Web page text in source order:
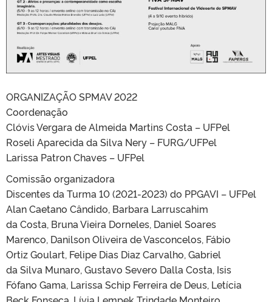
ORGANIZAÇÃO SPMAV 2022
Coordenação
Clóvis Vergara de Almeida Martins Costa – UFPel
Roseli Aparecida da Silva Nery – FURG/UFPel
Larissa Patron Chaves – UFPel
Comissão organizadora
Discentes da Turma 10 (2021-2023) do PPGAVI – UFPel
Alan Caetano Cândido, Barbara Larruscahim
da Costa, Bruna Vieira Dorneles, Daniel Soares
Marenco, Danilson Oliveira de Vasconcelos, Fábio
Ortiz Goulart, Felipe Dias Diaz Carvalho, Gabriel
da Silva Munaro, Gustavo Severo Dalla Costa, Isis
Fófano Gama, Larissa Schip Ferreira de Deus, Letícia